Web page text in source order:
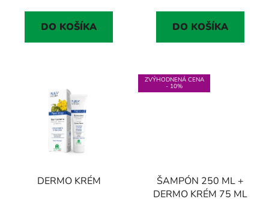
z
DO KOŠÍKA DO KOŠÍKA
DERMO KRÉM
ZVÝHODNENÁ CENA
- 10%
ŠAMPÓN 250 ML +
DERMO KRÉM 75 ML